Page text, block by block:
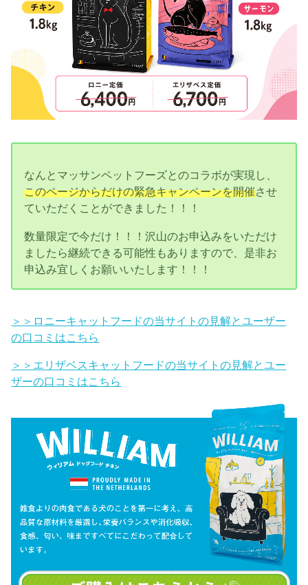
なんとマッサンペットフーズとのコラボが実現し、
このページからだけの緊急キャンペーンを開催させ
ていただくことができました！！！
数量限定で今だけ！！！沢山のお申込みをいただけ
ましたら継続できる可能性もありますので、是非お
申込み宜しくお願いいたします！！！
＞＞ロニーキャットフードの当サイトの見解とユーザー
の口コミはこちら
＞＞エリザベスキャットフードの当サイトの見解とユー
ザーの口コミはこちら